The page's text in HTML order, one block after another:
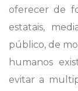
oferecer de
estatais,
público, de
humanos
evitar a